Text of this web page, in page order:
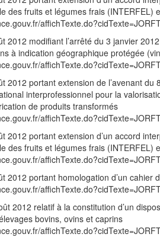
des fruits et légumes frais (INTERFEL)
2012 modifiant l’arrêté du 3 janvier
à indication géographique protégée
2012 portant extension de l’avenant
interprofessionnel pour la
de produits transformés
2012 portant extension d’un accord
des fruits et légumes frais (INTERFEL)
2012 portant homologation d’un cahier
2012 relatif à la constitution d’un
bovins, ovins et caprins